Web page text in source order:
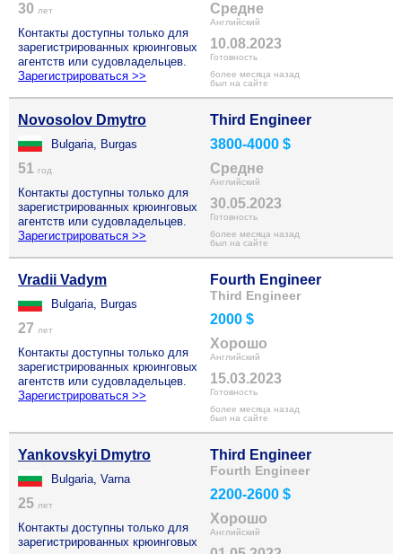
30 лет
Контакты доступны только для
зарегистрированных крюинговых
агентств или судовладельцев.
Зарегистрироваться >>
Средне
Английский
10.08.2023
Готовность
более месяца назад
был на сайте
Novosolov Dmytro
Bulgaria, Burgas
51 год
Контакты доступны только для
зарегистрированных крюинговых
агентств или судовладельцев.
Зарегистрироваться >>
Third Engineer
3800-4000 $
Средне
Английский
30.05.2023
Готовность
более месяца назад
был на сайте
Vradii Vadym
Bulgaria, Burgas
27 лет
Контакты доступны только для
зарегистрированных крюинговых
агентств или судовладельцев.
Зарегистрироваться >>
Fourth Engineer
Third Engineer
2000 $
Хорошо
Английский
15.03.2023
Готовность
более месяца назад
был на сайте
Yankovskyi Dmytro
Bulgaria, Varna
25 лет
Контакты доступны только для
зарегистрированных крюинговых
Third Engineer
Fourth Engineer
2200-2600 $
Хорошо
Английский